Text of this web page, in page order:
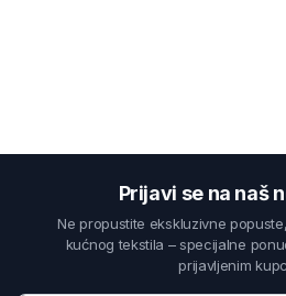
Prijavi se na naš
Ne propustite ekskluzivne
kućnog tekstila – specijalne
prijavljenim